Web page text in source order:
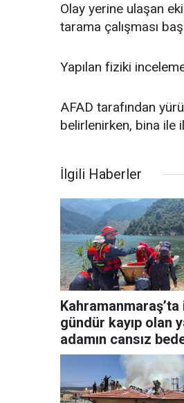
Olay yerine ulaşan
tarama çalışması
Yapılan fiziki
AFAD tarafından
belirlenirken, bina ile
İlgili Haberler
Kahramanmaraş’ta
gündür kayıp olan
adamın cansız
barajda bulundu